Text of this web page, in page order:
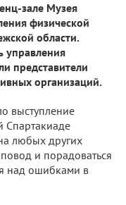
зале Музея
физической
области.
управления
представители
организаций.
выступление
Спартакиаде
любых других
и порадоваться
над ошибками в